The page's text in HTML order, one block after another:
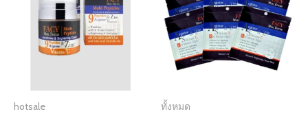
hotsale ทั้งหมด